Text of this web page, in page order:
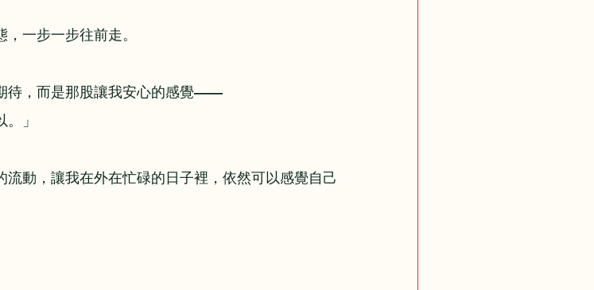
一步一步往前走。
待，而是那股讓我安心的感覺——
」
動，讓我在外在忙碌的日子裡，依然可以感覺自己